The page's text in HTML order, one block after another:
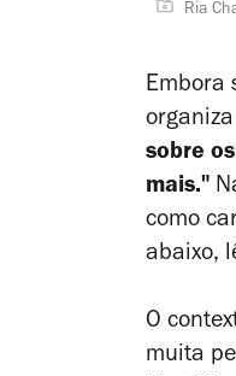
Ria
Embora
sobre
mais."
como
abaixo,
O
muita